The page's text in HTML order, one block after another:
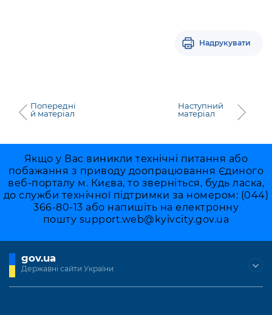
Надрукувати
Попередні
й матеріал
Наступний
матеріал
Якщо у Вас виникли технічні питання або
побажання з приводу доопрацювання Єдиного
веб-порталу м. Києва, то зверніться, будь ласка,
до служби технічної підтримки за номером: (044)
366-80-13 або напишіть на електронну
пошту support.web@kyivcity.gov.ua
gov.ua
Державні сайти України